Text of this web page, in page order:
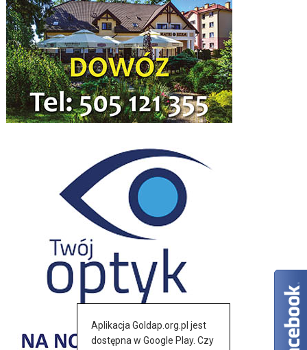
Aplikacja Goldap.org.pl jest
dostępna w Google Play. Czy